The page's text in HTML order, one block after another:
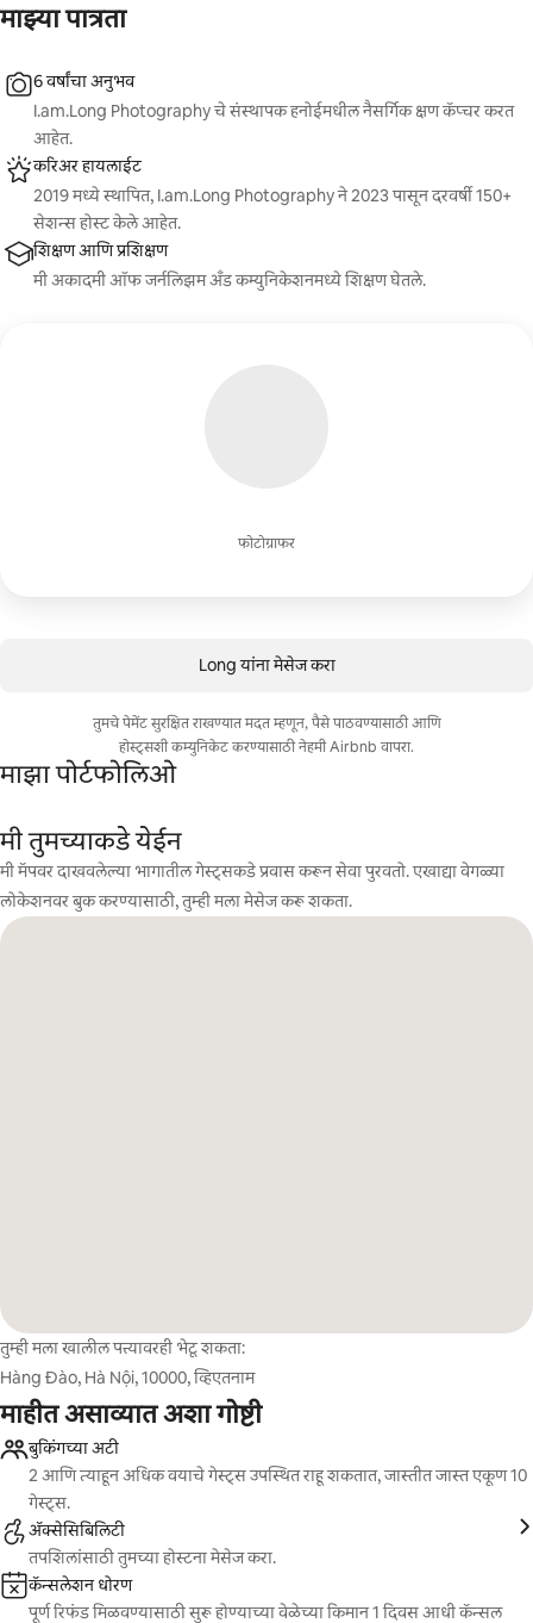
माझ्या पात्रता
फोटोग्राफर
6 वर्षांचा अनुभव
I.am.Long Photography चे संस्थापक हनोईमधील नैसर्गिक क्षण कॅप्चर करत
आहेत.
करिअर हायलाईट
2019 मध्ये स्थापित, I.am.Long Photography ने 2023 पासून दरवर्षी 150+
सेशन्स होस्ट केले आहेत.
शिक्षण आणि प्रशिक्षण
मी अकादमी ऑफ जर्नलिझम अँड कम्युनिकेशनमध्ये शिक्षण घेतले.
Long यांना मेसेज करा
तुमचे पेमेंट सुरक्षित राखण्यात मदत म्हणून, पैसे पाठवण्यासाठी आणि
होस्ट्सशी कम्युनिकेट करण्यासाठी नेहमी Airbnb वापरा.
माझा पोर्टफोलिओ
मी तुमच्याकडे येईन
मी मॅपवर दाखवलेल्या भागातील गेस्ट्सकडे प्रवास करून सेवा पुरवतो. एखाद्या वेगळ्या
लोकेशनवर बुक करण्यासाठी, तुम्ही मला मेसेज करू शकता.
तुम्ही मला खालील पत्त्यावरही भेटू शकता:
Hàng Đào, Hà Nội, 10000, व्हिएतनाम
माहीत असाव्यात अशा गोष्टी
बुकिंगच्या अटी
2 आणि त्याहून अधिक वयाचे गेस्ट्स उपस्थित राहू शकतात, जास्तीत जास्त एकूण 10
गेस्ट्स.
ॲक्सेसिबिलिटी
तपशिलांसाठी तुमच्या होस्टना मेसेज करा.
कॅन्सलेशन धोरण
पूर्ण रिफंड मिळवण्यासाठी सुरू होण्याच्या वेळेच्या किमान 1 दिवस आधी कॅन्सल